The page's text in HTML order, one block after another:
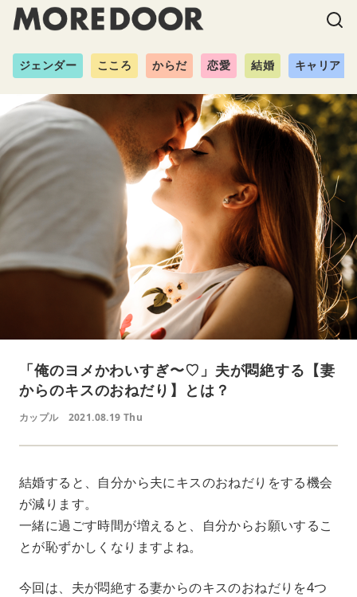
ジェンダー こころ からだ 恋愛 結婚 キャリア
「俺のヨメかわいすぎ〜♡」夫が悶絶する【妻
からのキスのおねだり】とは？
カップル 2021.08.19 Thu
結婚すると、自分から夫にキスのおねだりをする機会
が減ります。
一緒に過ごす時間が増えると、自分からお願いするこ
とが恥ずかしくなりますよね。
今回は、夫が悶絶する妻からのキスのおねだりを4つ